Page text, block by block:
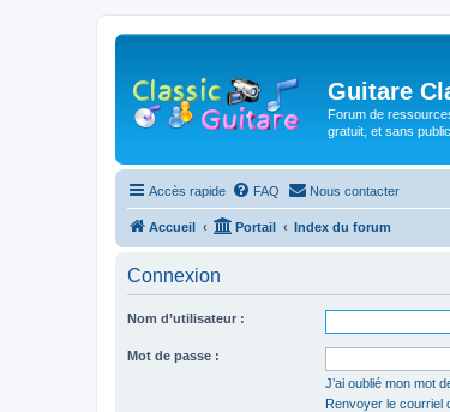
Guitare
Forum de
gratuit, et sans
Accès rapide FAQ Nous contacter
Accueil Portail Index du forum
Connexion
Nom d’utilisateur :
Mot de passe :
J’ai oublié mon mot
Renvoyer le courriel